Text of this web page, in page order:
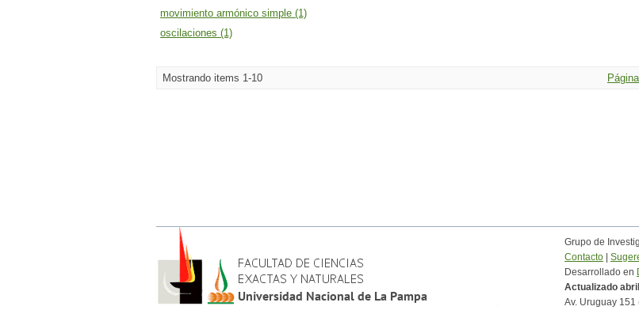
movimiento armónico simple (1)
oscilaciones (1)
Mostrando items 1-10
Grupo de
Contacto |
Desarrollado en
Actualizado
Av. Uruguay